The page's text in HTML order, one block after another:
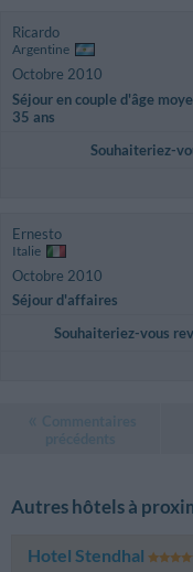
Ricardo
Argentine
Octobre 2010
Séjour en couple d'âge
35 ans
Souhaiteriez-
Ernesto
Italie
Octobre 2010
Séjour d'affaires
Souhaiteriez-vous
Autres hôtels à
Hotel Stendhal